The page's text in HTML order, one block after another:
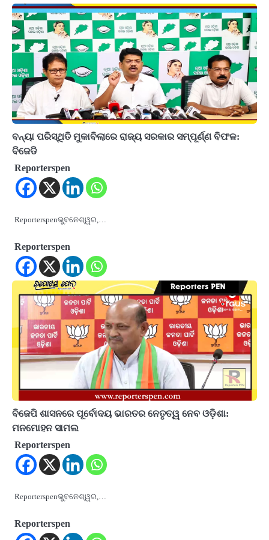
ବନ୍ୟା ପରିସ୍ଥିତି ମୁକାବିଲାରେ ରାଜ୍ୟ ସରକାର ସମ୍ପୂର୍ଣ୍ଣ ବିଫଳ:
ବିଜେଡି
Reporterspen
Reporterspenଭୁବନେଶ୍ୱର,…
Reporterspen
ବିଜେପି ଶାସନରେ ପୂର୍ବୋଦୟ ଭାରତର ନେତୃତ୍ୱ ନେବ ଓଡ଼ିଶା:
ମନମୋହନ ସାମଲ
Reporterspen
Reporterspenଭୁବନେଶ୍ୱର,…
Reporterspen